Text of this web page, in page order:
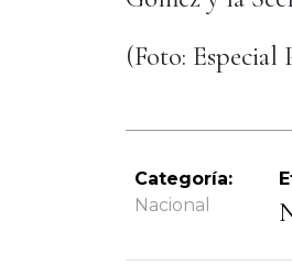
(Foto: Especial
Categoría:
Nacional